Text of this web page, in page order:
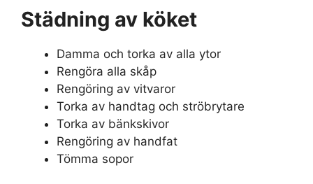
Städning av köket
Damma och torka av alla ytor
Rengöra alla skåp
Rengöring av vitvaror
Torka av handtag och ströbrytare
Torka av bänkskivor
Rengöring av handfat
Tömma sopor